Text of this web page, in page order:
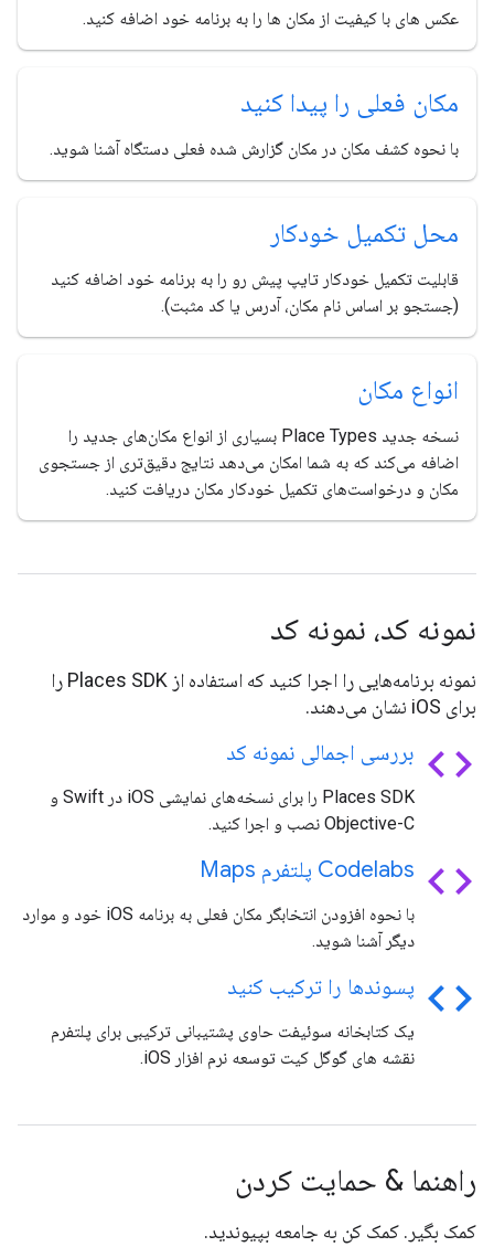
عکس های با کیفیت از مکان ها را به برنامه خود اضافه کنید.
مکان فعلی را پیدا کنید
با نحوه کشف مکان در مکان گزارش شده فعلی دستگاه آشنا شوید.
محل تکمیل خودکار
قابلیت تکمیل خودکار تایپ پیش رو را به برنامه خود اضافه کنید
(جستجو بر اساس نام مکان، آدرس یا کد مثبت).
انواع مکان
نسخه جدید Place Types بسیاری از انواع مکان‌های جدید را
اضافه می‌کند که به شما امکان می‌دهد نتایج دقیق‌تری از جستجوی
مکان و درخواست‌های تکمیل خودکار مکان دریافت کنید.
نمونه کد، نمونه کد
نمونه برنامه‌هایی را اجرا کنید که استفاده از Places SDK را
برای iOS نشان می‌دهند.
code بررسی اجمالی نمونه کد
Places SDK را برای نسخه‌های نمایشی iOS در Swift و
Objective-C نصب و اجرا کنید.
code Codelabs پلتفرم Maps
با نحوه افزودن انتخابگر مکان فعلی به برنامه iOS خود و موارد
دیگر آشنا شوید.
code پسوندها را ترکیب کنید
یک کتابخانه سوئیفت حاوی پشتیبانی ترکیبی برای پلتفرم
نقشه های گوگل کیت توسعه نرم افزار iOS.
راهنما & حمایت کردن
کمک بگیر. کمک کن به جامعه بپیوندید.